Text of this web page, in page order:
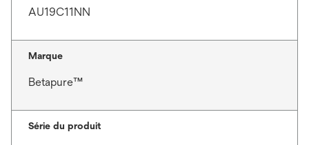
AU19C11NN
Marque
Betapure™
Série du produit